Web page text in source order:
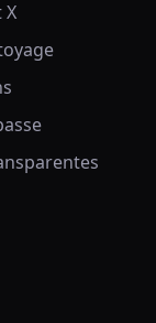
X